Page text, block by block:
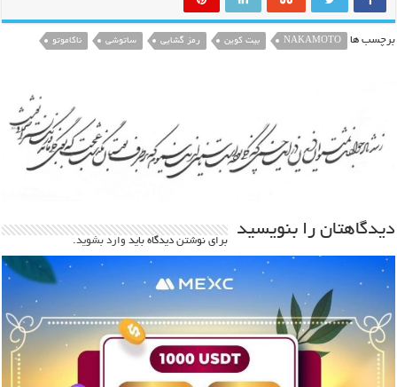
برچسب ها NAKAMOTO بیت کوین رمز گشایی ساتوشی ناکاموتو
دیدگاهتان را بنویسید
برای نوشتن دیدگاه باید وارد بشوید.